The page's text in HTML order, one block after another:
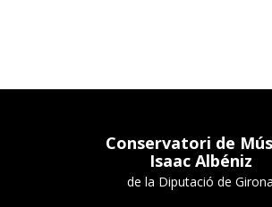
Conservatori de
Isaac Albéniz
de la Diputació de Girona